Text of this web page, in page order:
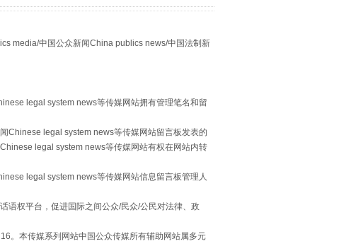
习近平的“航天情”
media/中国公众新闻China publics news/中国法制新
legal system news等传媒网站拥有管理笔名和留
Chinese legal system news等传媒网站留言板发表的
legal system news等传媒网站有权在网站内转
legal system news等传媒网站信息留言板管理人
语权平台，促进国际之间公众/民众/公民对法律、政
。本传媒系列网站中国公众传媒所有辅助网站属多元